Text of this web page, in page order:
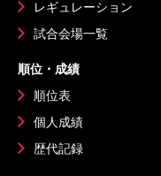
レギュレーション
試合会場一覧
順位・成績
順位表
個人成績
歴代記録